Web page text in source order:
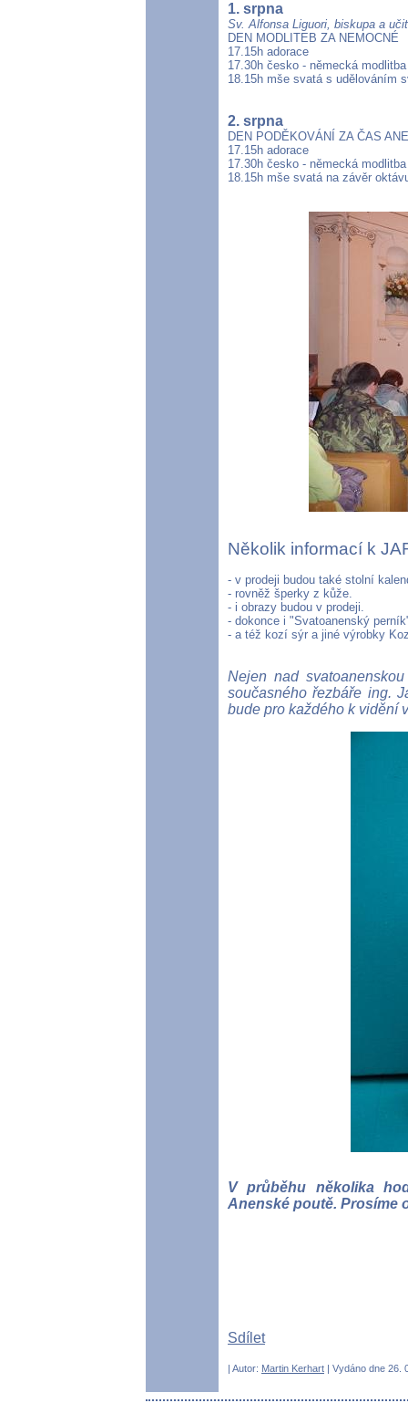
1. srpna
Sv. Alfonsa Liguori, biskupa a
DEN MODLITEB ZA NEMOCNÉ
17.15h adorace
17.30h česko - německá
18.15h mše svatá s udělováním
2. srpna
DEN PODĚKOVÁNÍ ZA ČAS
17.15h adorace
17.30h česko - německá
18.15h mše svatá na závěr
Několik informací k
- v prodeji budou také stolní
- rovněž šperky z kůže.
- i obrazy budou v prodeji.
- dokonce i "Svatoanenský
- a též kozí sýr a jiné výrobky
Nejen nad
současného řezbáře ing.
bude pro každého k vidění
V průběhu několika
Anenské poutě. Prosíme
Sdílet
| Autor: Martin Kerhart | Vydáno dne 26.